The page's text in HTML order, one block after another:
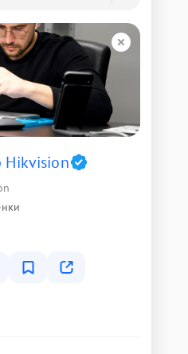
Hikvision